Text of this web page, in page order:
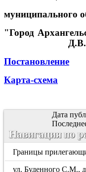
муниципального
"Город
Постановление
Карта-схема
Дата
Навигация по
Границы
ул. Буденного С.М.,